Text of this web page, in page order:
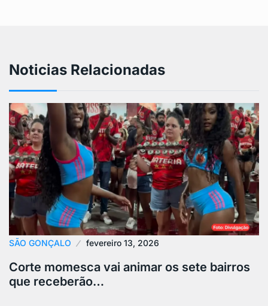
Noticias Relacionadas
SÃO GONÇALO fevereiro 13, 2026
Corte momesca vai animar os sete bairros
que receberão…